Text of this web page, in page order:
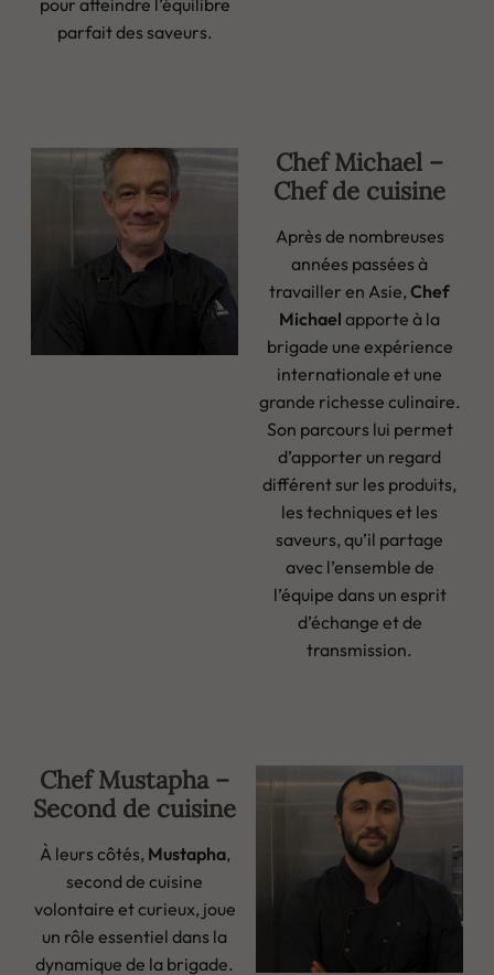
pour atteindre l’équilibre
parfait des saveurs.
Chef Michael –
Chef de cuisine
Après de nombreuses
années passées à
travailler en Asie,Chef
Michael apporte à la
brigade une expérience
internationale et une
grande richesse culinaire.
Son parcours lui permet
d’apporter un regard
différent sur les produits,
les techniques et les
saveurs, qu’il partage
avec l’ensemble de
l’équipe dans un esprit
d’échange et de
transmission.
Chef Mustapha –
Second de cuisine
À leurs côtés, Mustapha,
second de cuisine
volontaire et curieux, joue
un rôle essentiel dans la
dynamique de la brigade.